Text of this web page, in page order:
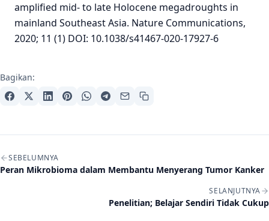
amplified mid- to late Holocene megadroughts in
mainland Southeast Asia. Nature Communications,
2020; 11 (1) DOI: 10.1038/s41467-020-17927-6
Bagikan:
Navigasi artikel
SEBELUMNYA
Peran Mikrobioma dalam Membantu Menyerang Tumor Kanker
SELANJUTNYA
Penelitian; Belajar Sendiri Tidak Cukup